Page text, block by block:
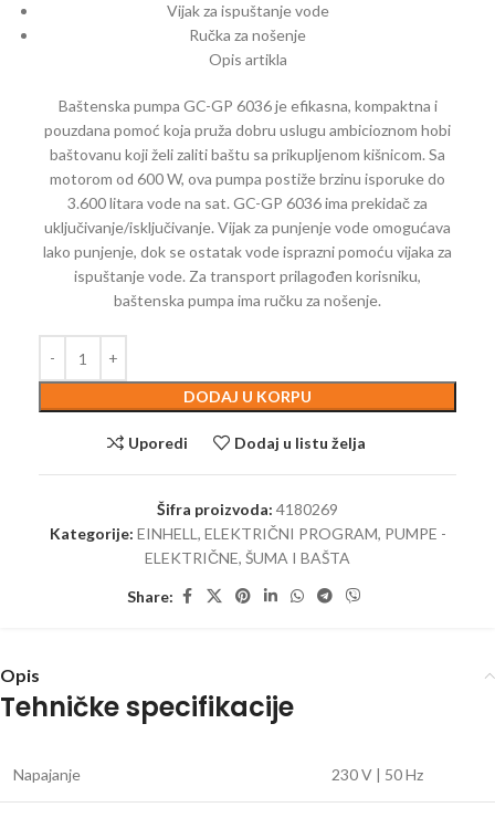
Vijak za ispuštanje vode
Ručka za nošenje
Opis artikla
Baštenska pumpa GC-GP 6036 je efikasna, kompaktna i
pouzdana pomoć koja pruža dobru uslugu ambicioznom hobi
baštovanu koji želi zaliti baštu sa prikupljenom kišnicom. Sa
motorom od 600 W, ova pumpa postiže brzinu isporuke do
3.600 litara vode na sat. GC-GP 6036 ima prekidač za
uključivanje/isključivanje. Vijak za punjenje vode omogućava
lako punjenje, dok se ostatak vode isprazni pomoću vijaka za
ispuštanje vode. Za transport prilagođen korisniku,
baštenska pumpa ima ručku za nošenje.
DODAJ U KORPU
Uporedi Dodaj u listu želja
Šifra proizvoda: 4180269
Kategorije: EINHELL , ELEKTRIČNI PROGRAM, PUMPE -
ELEKTRIČNE, ŠUMA I BAŠTA
Share:
Opis
Tehničke specifikacije
Napajanje 230 V | 50 Hz